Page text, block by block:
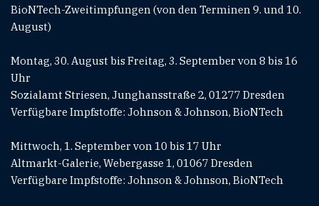
BioNTech-Zweitimpfungen (von den Terminen 9. und 10.
August)
Montag, 30. August bis Freitag, 3. September von 8 bis 16
Uhr
Sozialamt Striesen, Junghansstraße 2, 01277 Dresden
Verfügbare Impfstoffe: Johnson & Johnson, BioNTech
Mittwoch, 1. September von 10 bis 17 Uhr
Altmarkt-Galerie, Webergasse 1, 01067 Dresden
Verfügbare Impfstoffe: Johnson & Johnson, BioNTech